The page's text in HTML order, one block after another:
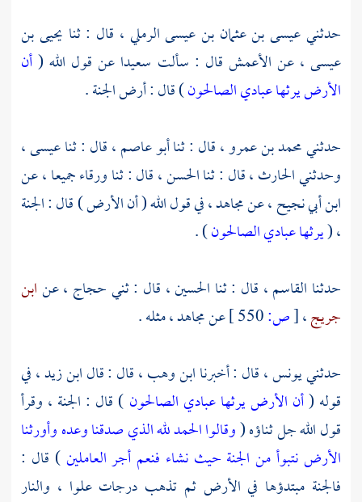
حدثنيعيسى بن عثمان بن عيسى الرملي ، قال : ثنا يحيى بن
عيسى ، عن الأعمش قال : سألت سعيدا عن قول الله (أن
الأرض يرثها عبادي الصالحون) قال : أرض الجنة .
حدثنيمحمد بن عمرو، قال : ثناأبو عاصم، قال : ثناعيسى،
وحدثنيالحارث، قال : ثناالحسن، قال : ثناورقاءجميعا ، عن
ابن أبي نجيح، عنمجاهد، في قول الله ( أن الأرض ) قال : الجنة
، (يرثها عبادي الصالحون) .
حدثنا القاسم، قال : ثنا الحسين، قال : ثنيحجاج ، عنابن
جريج،[ص: عنمجاهد، مثله .
حدثنييونس، قال : أخبرناابن وهب، قال : قالابن زيد، في
قوله (أن الأرض يرثها عبادي الصالحون ) قال : الجنة ، وقرأ
قول الله جل ثناؤه (وقالوا الحمد لله الذي صدقنا وعده وأورثنا
الأرض نتبوأ من الجنة حيث نشاء فنعم أجر العاملين) قال :
فالجنة مبتدؤها في الأرض ثم تذهب درجات علوا ، والنار